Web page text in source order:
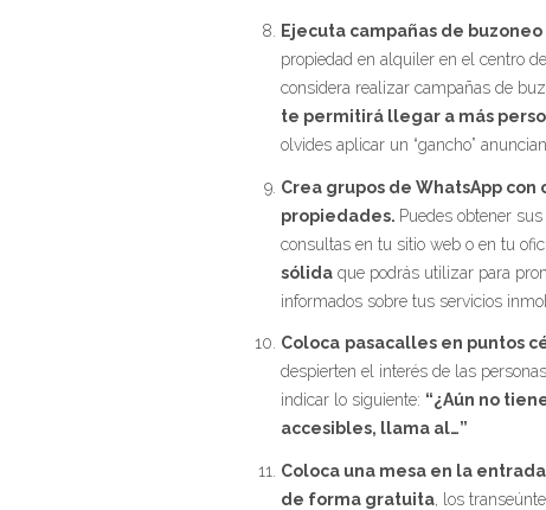
Ejecuta campañas de
propiedad en alquiler en el centro
considera realizar campañas de
te permitirá llegar a más
olvides aplicar un “gancho”
Crea grupos de WhatsApp
propiedades. Puedes obtener
consultas en tu sitio web o en tu
sólida que podrás utilizar para
informados sobre tus servicios
Coloca pasacalles en puntos
despierten el interés de las
indicar lo siguiente: “¿Aún no
accesibles, llama al…”
Coloca una mesa en la
de forma gratuita , los